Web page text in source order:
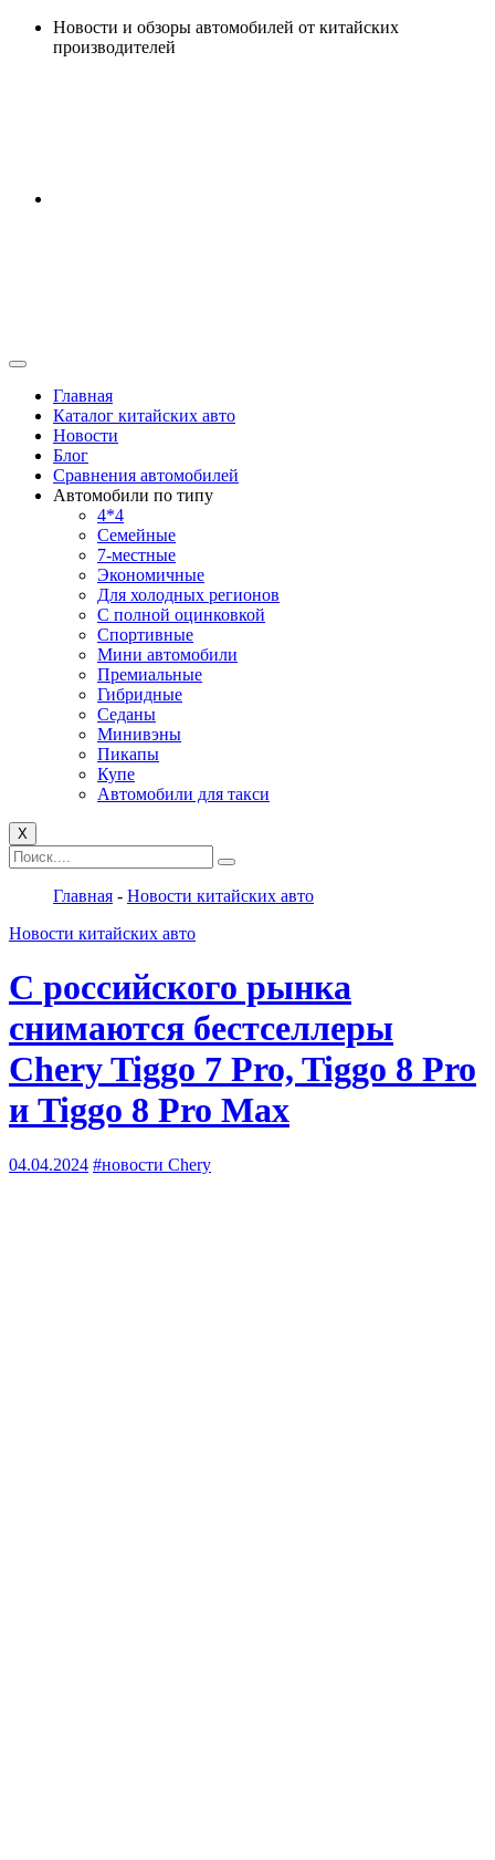
ПерейтиНовости и обзоры автомобилей от китайских
производителей
Главная
Каталог китайских авто
Новости
Блог
Сравнения автомобилей
Автомобили по типу
4*4
Семейные
7-местные
Экономичные
Для холодных регионов
С полной оцинковкой
Спортивные
Мини автомобили
Премиальные
Гибридные
Седаны
Минивэны
Пикапы
Купе
Автомобили для такси
X
Главная - Новости китайских авто
Новости китайских авто
С российского рынка
снимаются бестселлеры
Chery Tiggo 7 Pro, Tiggo 8 Pro
и Tiggo 8 Pro Max
04.04.2024 #новости Chery